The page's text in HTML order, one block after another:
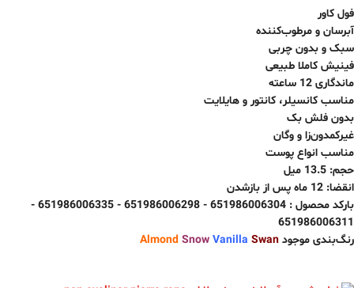
فول کاور
آبرسان و مرطوب‌کننده
سبک و بدون چربی
فینیش کاملا طبیعی
ماندگاری 12 ساعته
مناسب کانسیلر، کانتور و هایلایت
بدون فلش بک
غیرکمدون‌زا و وگان
مناسب انواع پوست
حجم: 13.5 میل
انقضا: 12 ماه پس از بازشدن
بارکد محصول : 651986006304
-
651986006298
-
651986006335
-
651986006311
رنگ‌بندی موجود
Almond Snow Vanilla Swan